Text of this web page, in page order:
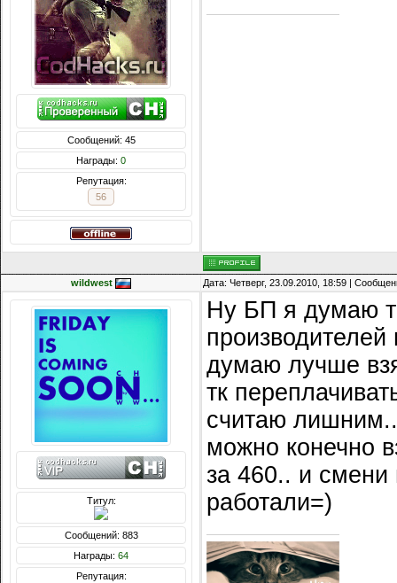
Сообщений: 45
Награды: 0
Репутация:
56
wildwest Дата: Четверг, 23.09.2010, 18:59 |
Титул:
Сообщений: 883
Награды: 64
Репутация:
Ну БП я думаю
думаю лучше
тк
считаю
можно конечно
за 460.. и смени
работали=)